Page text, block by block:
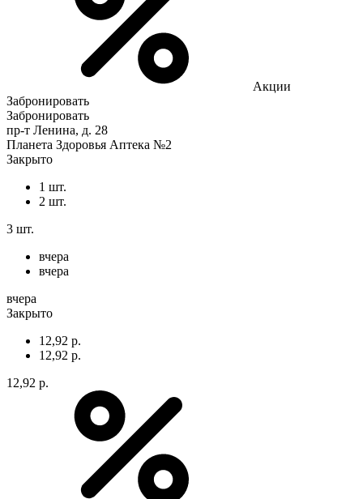
Акции
Забронировать
Забронировать
пр-т Ленина, д. 28
Планета Здоровья Аптека №2
Закрыто
1 шт.
2 шт.
3 шт.
вчера
вчера
вчера
Закрыто
12,92 р.
12,92 р.
12,92 р.